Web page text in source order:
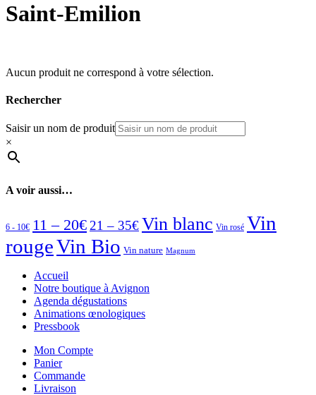
Saint-Emilion
Aucun produit ne correspond à votre sélection.
Rechercher
Saisir un nom de produit
×
A voir aussi…
6 - 10€ 11 – 20€ 21 – 35€Vin blanc Vin rosé Vin
rougeVin Bio Vin nature Magnum
Accueil
Notre boutique à Avignon
Agenda dégustations
Animations œnologiques
Pressbook
Mon Compte
Panier
Commande
Livraison